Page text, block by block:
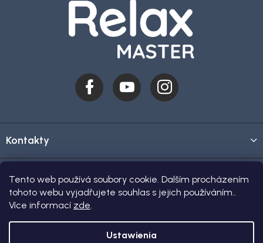
Tento web používá soubory cookie. Dalším procházením
tohoto webu vyjadřujete souhlas s jejich používáním..
Více informací zde.
Ustawienia
Kontakty
O zakupie
Showroom
Relax-master.cz. Wszystkie prawa zastrzeżone.